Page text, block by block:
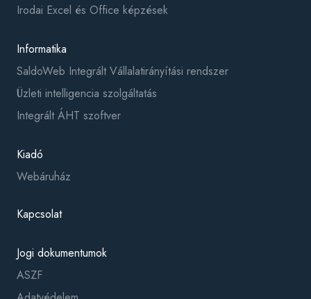
Irodai Excel és Office képzések
Informatika
SaldoWeb Integrált Vállalatirányítási rendszer
Üzleti intelligencia szolgáltatás
Integrált ÁHT szoftver
Kiadó
Webáruház
Kapcsolat
Jogi dokumentumok
ASZF